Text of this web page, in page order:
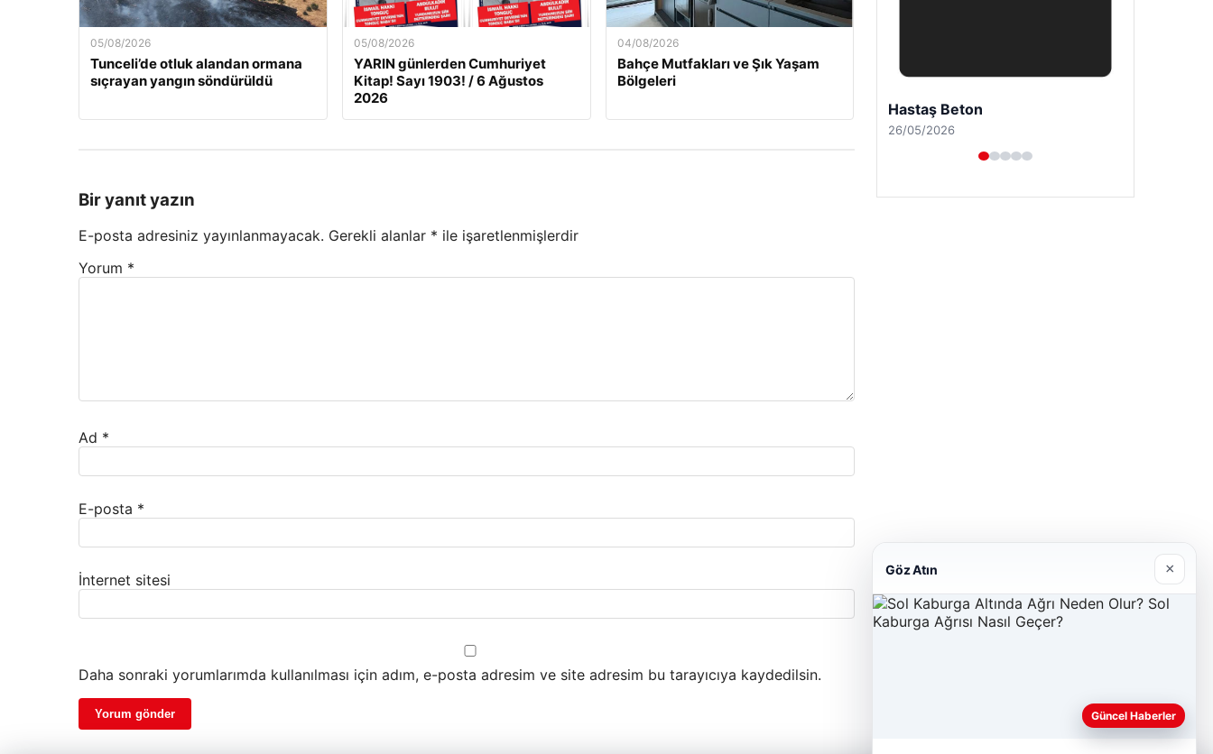
05/08/2026
Tunceli’de otluk alandan ormana
sıçrayan yangın söndürüldü
05/08/2026
YARIN günlerden Cumhuriyet
Kitap! Sayı 1903! / 6 Ağustos
2026
04/08/2026
Bahçe Mutfakları ve Şık Yaşam
Bölgeleri
Bir yanıt yazın
E-posta adresiniz yayınlanmayacak. Gerekli alanlar * ile işaretlenmişlerdir
Yorum *
Ad *
E-posta *
İnternet sitesi
Daha sonraki yorumlarımda kullanılması için adım, e-posta adresim ve site adresim bu tarayıcıya kaydedilsin.
Hastaş Beton
26/05/2026
Göz Atın ×
Güncel Haberler